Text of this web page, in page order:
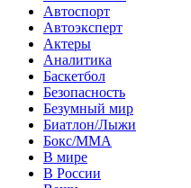
Автоспорт
Автоэксперт
Актеры
Аналитика
Баскетбол
Безопасность
Безумный мир
Биатлон/Лыжи
Бокс/MMA
В мире
В России